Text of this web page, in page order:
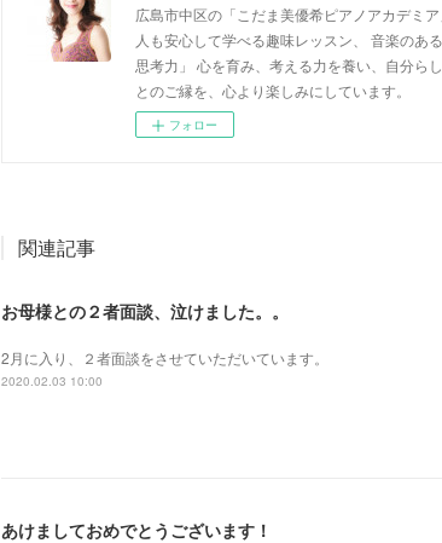
広島市中区の「こだま美優希ピアノアカデミ
人も安心して学べる趣味レッスン、 音楽のあ
思考力」 心を育み、考える力を養い、自分ら
とのご縁を、心より楽しみにしています。
フォロー
関連記事
お母様との２者面談、泣けました。。
2月に入り、２者面談をさせていただいています。
2020.02.03 10:00
あけましておめでとうございます！